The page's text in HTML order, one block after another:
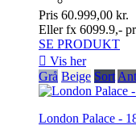
Pris 60.999,00 kr.
Eller fx 6099.9,-
SE PRODUKT
 Vis her
Grå Beige Sort
London Palace -